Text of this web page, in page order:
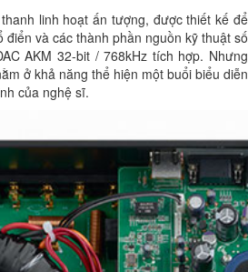
linh hoạt ấn tượng, được thiết kế để
và các thành phần nguồn kỹ thuật số
AKM 32-bit / 768kHz tích hợp. Nhưng
ở khả năng thể hiện một buổi biểu diễn
của nghệ sĩ.